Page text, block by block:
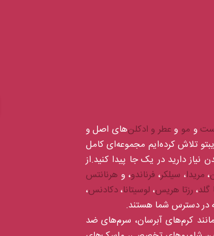
و مو و عطر و ادکلن‌های اصل و
تلاش کرده‌ایم مجموعه‌ای کامل
نیاز دارید در یک جا پیدا کنید.از
، مریدا، سیلکر،فرناندو، و هرنانتس
گلد، رزتا هریس، لوسیتانا،دکادنس،
در دسترس شما هستند.
کرم‌های آبرسان، سرم‌های ضد